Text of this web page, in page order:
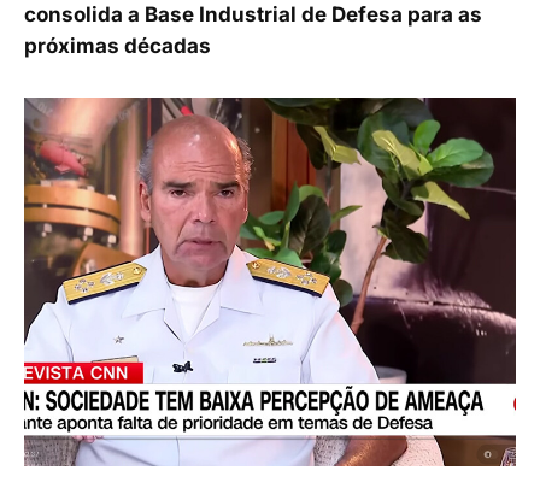
consolida a Base Industrial de Defesa para as
próximas décadas